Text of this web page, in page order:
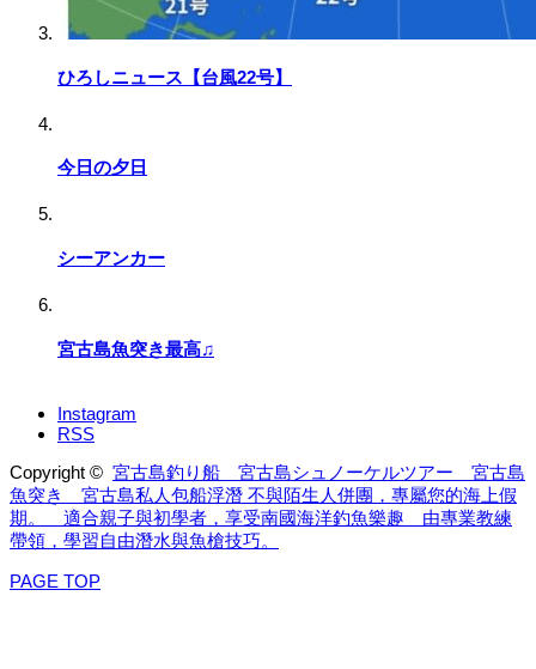
ひろしニュース【台風22号】
今日の夕日
シーアンカー
宮古島魚突き最高♫
Instagram
RSS
Copyright © 宮古島釣り船 宮古島シュノーケルツアー 宮古島
魚突き 宮古島私人包船浮潛 不與陌生人併團，專屬您的海上假
期。 適合親子與初學者，享受南國海洋釣魚樂趣 由專業教練
帶領，學習自由潛水與魚槍技巧。
PAGE TOP